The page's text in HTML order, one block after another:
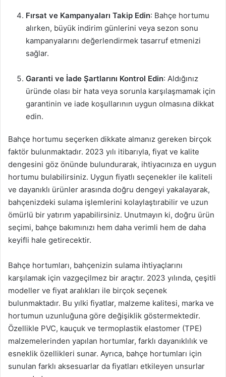
Fırsat ve Kampanyaları Takip Edin: Bahçe hortumu
alırken, büyük indirim günlerini veya sezon sonu
kampanyalarını değerlendirmek tasarruf etmenizi
sağlar.
Garanti ve İade Şartlarını Kontrol Edin: Aldığınız
üründe olası bir hata veya sorunla karşılaşmamak için
garantinin ve iade koşullarının uygun olmasına dikkat
edin.
Bahçe hortumu seçerken dikkate almanız gereken birçok
faktör bulunmaktadır. 2023 yılı itibarıyla, fiyat ve kalite
dengesini göz önünde bulundurarak, ihtiyacınıza en uygun
hortumu bulabilirsiniz. Uygun fiyatlı seçenekler ile kaliteli
ve dayanıklı ürünler arasında doğru dengeyi yakalayarak,
bahçenizdeki sulama işlemlerini kolaylaştırabilir ve uzun
ömürlü bir yatırım yapabilirsiniz. Unutmayın ki, doğru ürün
seçimi, bahçe bakımınızı hem daha verimli hem de daha
keyifli hale getirecektir.
Bahçe hortumları, bahçenizin sulama ihtiyaçlarını
karşılamak için vazgeçilmez bir araçtır. 2023 yılında, çeşitli
modeller ve fiyat aralıkları ile birçok seçenek
bulunmaktadır. Bu yılki fiyatlar, malzeme kalitesi, marka ve
hortumun uzunluğuna göre değişiklik göstermektedir.
Özellikle PVC, kauçuk ve termoplastik elastomer (TPE)
malzemelerinden yapılan hortumlar, farklı dayanıklılık ve
esneklik özellikleri sunar. Ayrıca, bahçe hortumları için
sunulan farklı aksesuarlar da fiyatları etkileyen unsurlar